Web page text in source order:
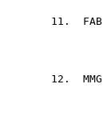
11. FAB
12. MMG